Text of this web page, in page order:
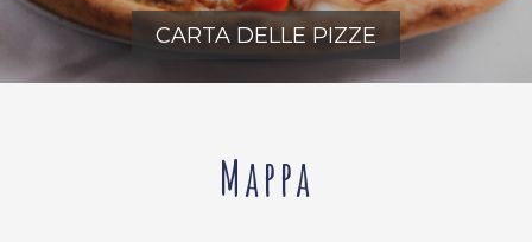
CARTA DELLE PIZZE
Mappa